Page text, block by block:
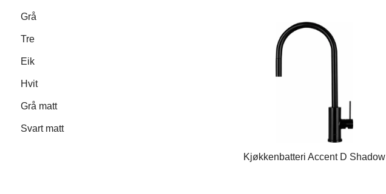
Grå
Tre
Eik
Hvit
Grå matt
Svart matt
Kjøkkenbatteri Accent D Shadow